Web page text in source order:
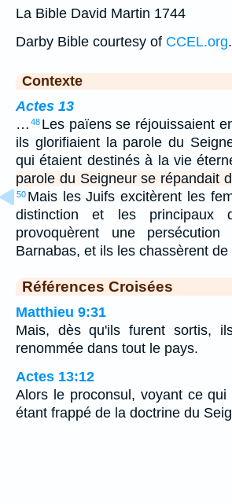
La Bible David Martin 1744
Darby Bible courtesy of CCEL.org.
Contexte
Actes 13
… 48 Les païens se réjouissaient
ils glorifiaient la parole du
qui étaient destinés à la vie
parole du Seigneur se répandait
50 Mais les Juifs excitèrent les
distinction et les
provoquèrent une
Barnabas, et ils les chassèrent
Références Croisées
Matthieu 9:31
Mais, dès qu'ils furent sortis,
renommée dans tout le pays.
Actes 13:12
Alors le proconsul, voyant ce qui
étant frappé de la doctrine du